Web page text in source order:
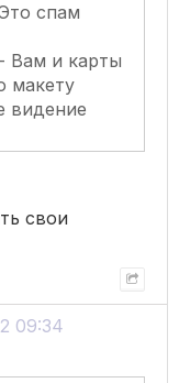
спам
Вам и карты
макету
видение
свои
09:34